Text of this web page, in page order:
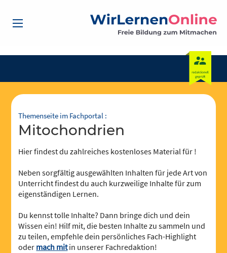
Themenseite im Fachportal :
Mitochondrien
Hier findest du zahlreiches kostenloses Material für !
Neben sorgfältig ausgewählten Inhalten für jede Art von
Unterricht findest du auch kurzweilige Inhalte für zum
eigenständigen Lernen.
Du kennst tolle Inhalte? Dann bringe dich und dein
Wissen ein! Hilf mit, die besten Inhalte zu sammeln und
zu teilen, empfehle dein persönliches Fach-Highlight
oder mach mitin unserer Fachredaktion!